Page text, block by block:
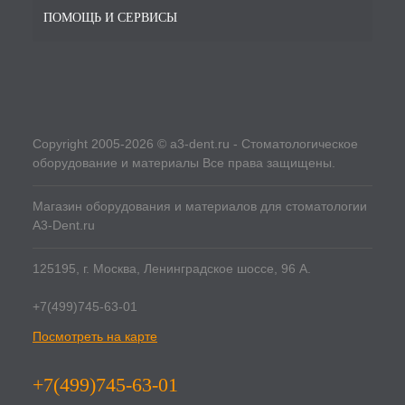
ПОМОЩЬ И СЕРВИСЫ
Copyright 2005-2026 © a3-dent.ru - Стоматологическое
оборудование и материалы Все права защищены.
Магазин оборудования и материалов для стоматологии
A3-Dent.ru
125195, г. Москва, Ленинградское шоссе, 96 А.
+7(499)745-63-01
Посмотреть на карте
+7(499)745-63-01